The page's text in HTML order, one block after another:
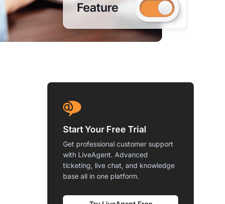
Start Your Free Trial
Get professional customer support
with LiveAgent. Advanced
ticketing, live chat, and knowledge
base all in one platform.